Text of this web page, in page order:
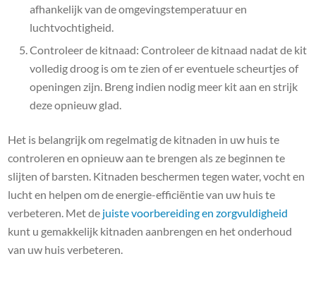
afhankelijk van de omgevingstemperatuur en
luchtvochtigheid.
Controleer de kitnaad: Controleer de kitnaad nadat de kit
volledig droog is om te zien of er eventuele scheurtjes of
openingen zijn. Breng indien nodig meer kit aan en strijk
deze opnieuw glad.
Het is belangrijk om regelmatig de kitnaden in uw huis te
controleren en opnieuw aan te brengen als ze beginnen te
slijten of barsten. Kitnaden beschermen tegen water, vocht en
lucht en helpen om de energie-efficiëntie van uw huis te
verbeteren. Met de juiste voorbereiding en zorgvuldigheid
kunt u gemakkelijk kitnaden aanbrengen en het onderhoud
van uw huis verbeteren.